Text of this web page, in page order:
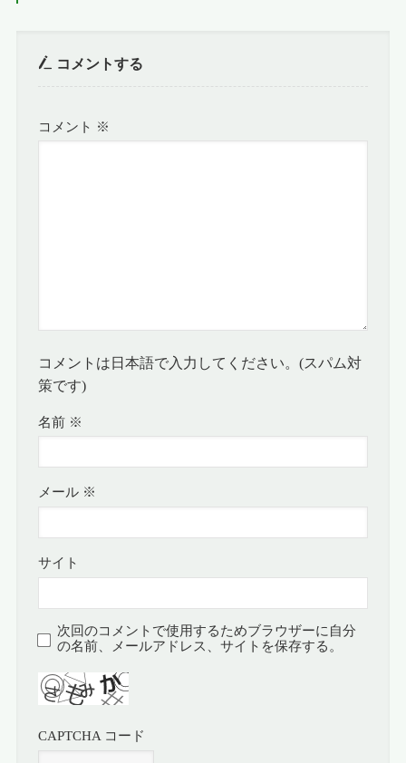
コメントする
コメント ※
コメントは日本語で入力してください。(スパム対
策です)
名前 ※
メール ※
サイト
次回のコメントで使用するためブラウザーに自分
の名前、メールアドレス、サイトを保存する。
CAPTCHA コード